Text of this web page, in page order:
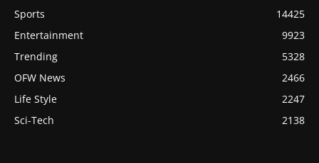
Sports
14425
Entertainment
9923
Trending
5328
OFW News
2466
Life Style
2247
Sci-Tech
2138